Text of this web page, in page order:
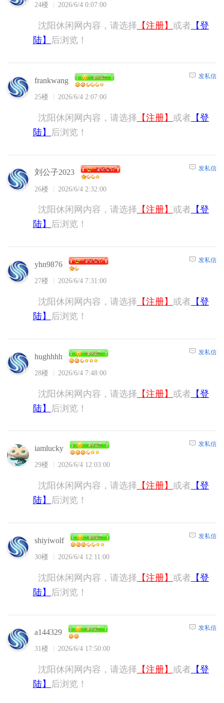
24楼 2026/6/4 0:07:00
沈阳休闲网内容，请选择 【注册】 或者 【登
陆】
后浏览！
frankwang
25楼 2026/6/4 2:07:00
发私信
沈阳休闲网内容，请选择 【注册】 或者 【登
陆】
后浏览！
刘公子2023
26楼 2026/6/4 2:32:00
发私信
沈阳休闲网内容，请选择 【注册】 或者 【登
陆】
后浏览！
yhn9876
27楼 2026/6/4 7:31:00
发私信
沈阳休闲网内容，请选择 【注册】 或者 【登
陆】
后浏览！
hughhhh
28楼 2026/6/4 7:48:00
发私信
沈阳休闲网内容，请选择 【注册】 或者 【登
陆】
后浏览！
iamlucky
29楼 2026/6/4 12:03:00
发私信
沈阳休闲网内容，请选择 【注册】 或者 【登
陆】
后浏览！
shiyiwolf
30楼 2026/6/4 12:11:00
发私信
沈阳休闲网内容，请选择 【注册】 或者 【登
陆】
后浏览！
a144329
31楼 2026/6/4 17:50:00
发私信
沈阳休闲网内容，请选择 【注册】 或者 【登
陆】
后浏览！